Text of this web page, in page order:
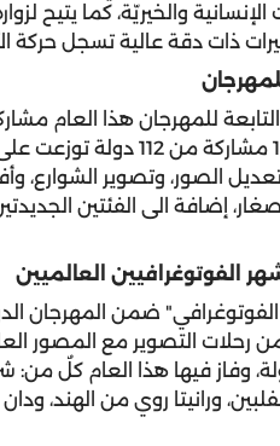
ذات دقة عالية تسجل حركة
الماضي، حيث أنها تلقت أكثر من
الصور، وتصوير الشوارع،
إضافة الى الفئتين
الفوتوغرافيين العالميين
ضمن المهرجان
رحلات التصوير مع المصور
لها 1529 مصوراً من 70 دولة، وفاز فيها
ورانيتا روي من الهند،